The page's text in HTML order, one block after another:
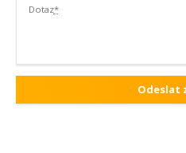
Dotaz*